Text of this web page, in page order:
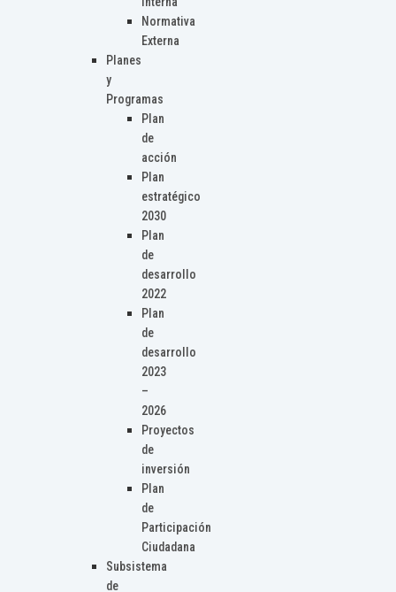
Normativa
Externa
Planes
y
Programas
Plan
de
acción
Plan
estratégico
2030
Plan
de
desarrollo
2022
Plan
de
desarrollo
2023
–
2026
Proyectos
de
inversión
Plan
de
Participación
Ciudadana
Subsistema
de